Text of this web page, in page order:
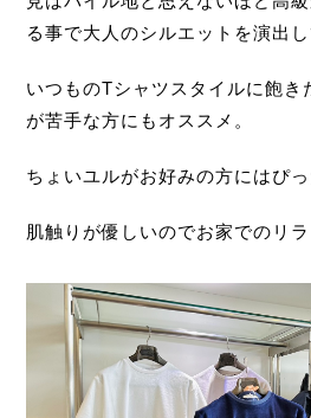
る事で大人のシルエットを演出し
いつものTシャツスタイルに飽き
が苦手な方にもオススメ。
ちょいユルがお好みの方にはぴ
肌触りが優しいのでお家でのリ